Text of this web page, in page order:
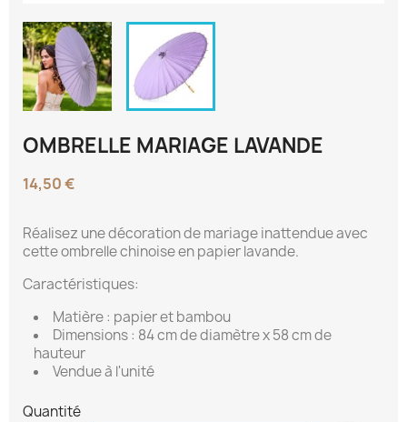
OMBRELLE MARIAGE LAVANDE
14,50 €
Réalisez une décoration de mariage inattendue avec
cette ombrelle chinoise en papier lavande.
Caractéristiques:
Matière : papier et bambou
Dimensions : 84 cm de diamètre x 58 cm de
hauteur
Vendue à l'unité
Quantité